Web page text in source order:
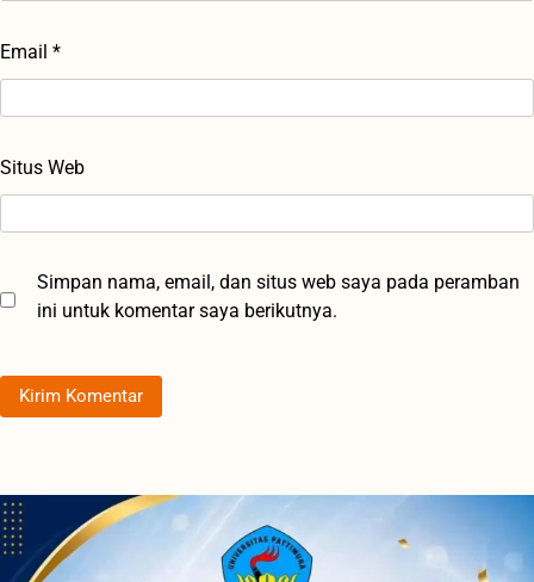
Email *
Situs Web
Simpan nama, email, dan situs web saya pada peramban
ini untuk komentar saya berikutnya.